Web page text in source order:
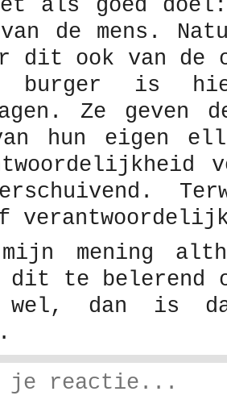
als goed
de mens.
dit ook van de
burger is
Ze geven
hun eigen
mening
te belerend
wel, dan is